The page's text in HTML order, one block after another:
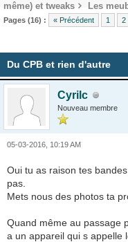
même) et tweaks
Les
Pages (16) : « Précédent 1 2
Du CPB et rien d'autre
Cyrilc
Nouveau membre
05-03-2016, 10:19 AM
Oui tu as raison tes
pas.
Mets nous des photos ta
Quand même au passage
a un appareil qui s appelle